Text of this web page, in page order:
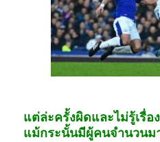
แต่ล่ะครั้งผิดและไม่รู้เรื่
แม้กระนั้นมีผู้คนจำนวนม